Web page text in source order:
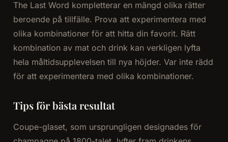
The Last Word kompletterar en mängd olika rätter
beroende på tillfälle. Prova att experimentera med
olika kombinationer för att hitta din favorit. Rätt
kombination av mat och drink kan verkligen lyfta
hela måltidsupplevelsen till nya höjder. Var inte rädd
för att experimentera med olika kombinationer.
Tips för bästa resultat
Coupe-glaset, som ursprungligen designades för